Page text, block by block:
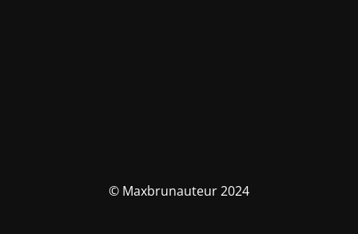
© Maxbrunauteur 2024